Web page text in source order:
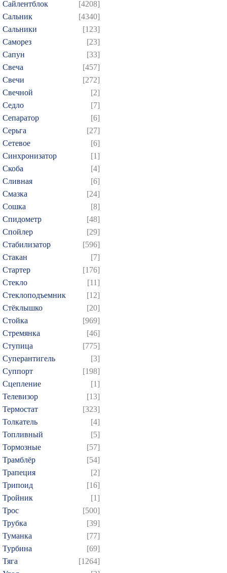
Сайлентблок
[4208]
Сальник
[4340]
Сальники
[123]
Саморез
[23]
Сапун
[33]
Свеча
[457]
Свечи
[272]
Свечной
[2]
Седло
[7]
Сепаратор
[6]
Серьга
[27]
Сетевое
[6]
Синхронизатор
[1]
Скоба
[4]
Сливная
[6]
Смазка
[24]
Сошка
[8]
Спидометр
[48]
Спойлер
[29]
Стабилизатор
[596]
Стакан
[7]
Стартер
[176]
Стекло
[11]
Стеклоподъемник
[12]
Стёклышко
[20]
Стойка
[969]
Стремянка
[46]
Ступица
[775]
Суперантигель
[3]
Суппорт
[198]
Сцепление
[1]
Телевизор
[13]
Термостат
[323]
Толкатель
[4]
Топливный
[5]
Тормозные
[57]
Трамблёр
[54]
Трапеция
[2]
Трипоид
[16]
Тройник
[1]
Трос
[500]
Трубка
[39]
Туманка
[77]
Турбина
[69]
Тяга
[1264]